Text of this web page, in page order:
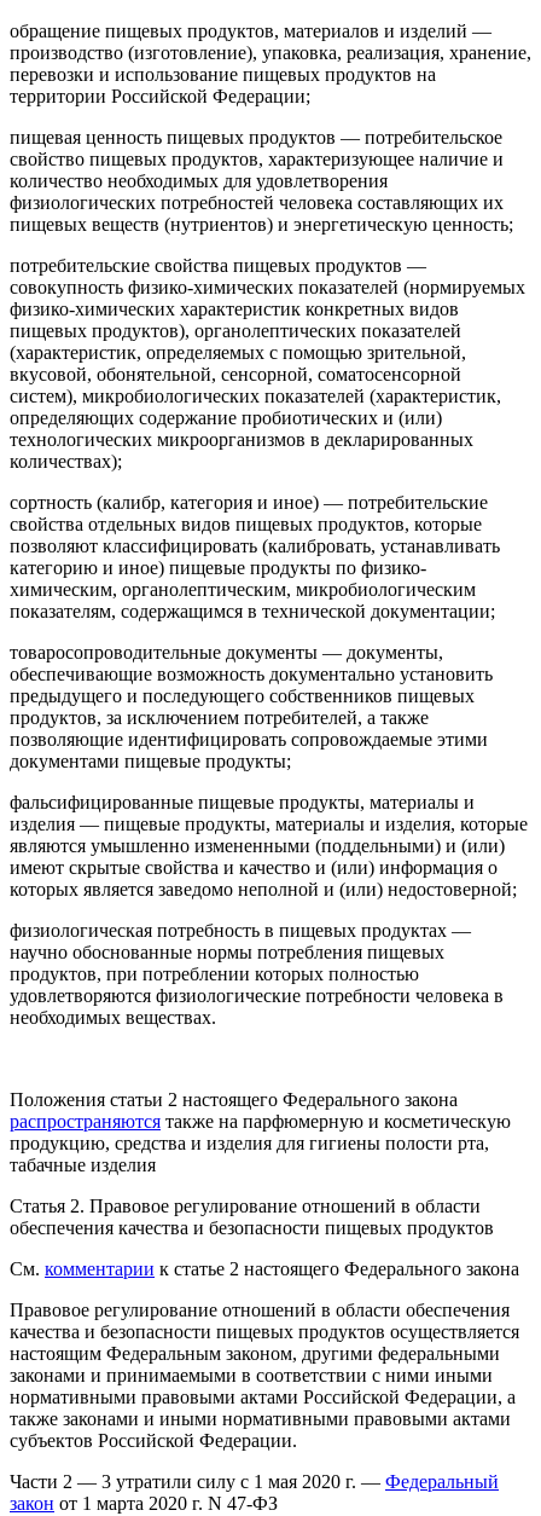
обращение пищевых продуктов, материалов и изделий —
производство (изготовление), упаковка, реализация, хранение,
перевозки и использование пищевых продуктов на
территории Российской Федерации;
пищевая ценность пищевых продуктов — потребительское
свойство пищевых продуктов, характеризующее наличие и
количество необходимых для удовлетворения
физиологических потребностей человека составляющих их
пищевых веществ (нутриентов) и энергетическую ценность;
потребительские свойства пищевых продуктов —
совокупность физико-химических показателей (нормируемых
физико-химических характеристик конкретных видов
пищевых продуктов), органолептических показателей
(характеристик, определяемых с помощью зрительной,
вкусовой, обонятельной, сенсорной, соматосенсорной
систем), микробиологических показателей (характеристик,
определяющих содержание пробиотических и (или)
технологических микроорганизмов в декларированных
количествах);
сортность (калибр, категория и иное) — потребительские
свойства отдельных видов пищевых продуктов, которые
позволяют классифицировать (калибровать, устанавливать
категорию и иное) пищевые продукты по физико-
химическим, органолептическим, микробиологическим
показателям, содержащимся в технической документации;
товаросопроводительные документы — документы,
обеспечивающие возможность документально установить
предыдущего и последующего собственников пищевых
продуктов, за исключением потребителей, а также
позволяющие идентифицировать сопровождаемые этими
документами пищевые продукты;
фальсифицированные пищевые продукты, материалы и
изделия — пищевые продукты, материалы и изделия, которые
являются умышленно измененными (поддельными) и (или)
имеют скрытые свойства и качество и (или) информация о
которых является заведомо неполной и (или) недостоверной;
физиологическая потребность в пищевых продуктах —
научно обоснованные нормы потребления пищевых
продуктов, при потреблении которых полностью
удовлетворяются физиологические потребности человека в
необходимых веществах.
Положения статьи 2 настоящего Федерального закона
распространяются также на парфюмерную и косметическую
продукцию, средства и изделия для гигиены полости рта,
табачные изделия
Статья 2. Правовое регулирование отношений в области
обеспечения качества и безопасности пищевых продуктов
См. комментарии к статье 2 настоящего Федерального закона
Правовое регулирование отношений в области обеспечения
качества и безопасности пищевых продуктов осуществляется
настоящим Федеральным законом, другими федеральными
законами и принимаемыми в соответствии с ними иными
нормативными правовыми актами Российской Федерации, а
также законами и иными нормативными правовыми актами
субъектов Российской Федерации.
Части 2 — 3 утратили силу с 1 мая 2020 г. — Федеральный
закон от 1 марта 2020 г. N 47-ФЗ